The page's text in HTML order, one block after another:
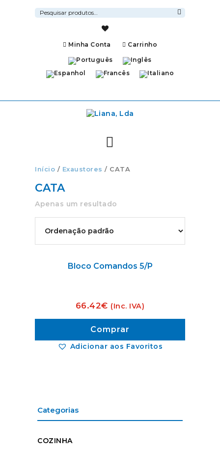
Pesquisar
por:
Minha Conta Carrinho
Início / Exaustores / CATA
CATA
Apenas um resultado
Adicionar aos Favoritos
Bloco Comandos 5/P
66.42€ (Inc. IVA)
Comprar
Categorias
COZINHA